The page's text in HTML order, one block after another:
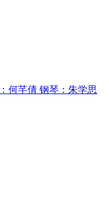
何芊倩 钢琴：朱学思